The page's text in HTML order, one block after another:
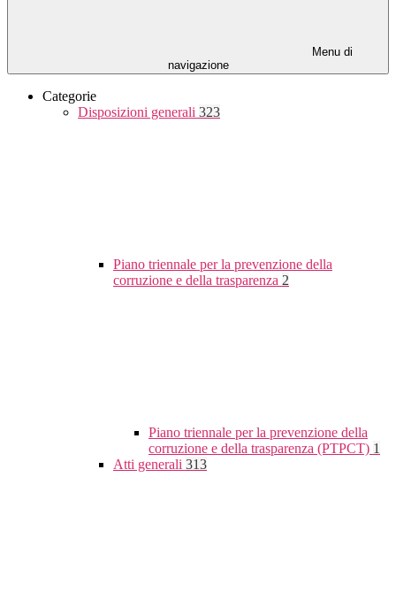
Menu di
navigazione
Categorie
Disposizioni generali 323
Piano triennale per la prevenzione della
corruzione e della trasparenza 2
Piano triennale per la prevenzione della
corruzione e della trasparenza (PTPCT) 1
Atti generali 313